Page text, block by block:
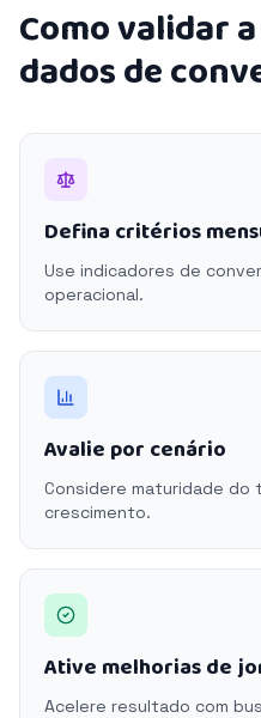
Como validar
dados de
Defina critérios
Use indicadores de
operacional.
Avalie por cenário
Considere maturidade
crescimento.
Ative melhorias de
Acelere resultado com